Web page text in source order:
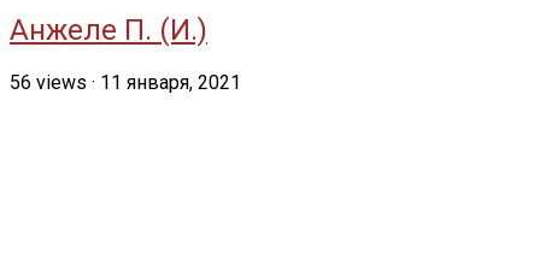
Анжеле П. (И.)
56 views · 11 января, 2021